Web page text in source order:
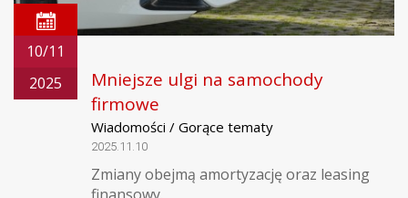
10/11
2025
Mniejsze ulgi na samochody
firmowe
Wiadomości / Gorące tematy
2025.11.10
Zmiany obejmą amortyzację oraz leasing